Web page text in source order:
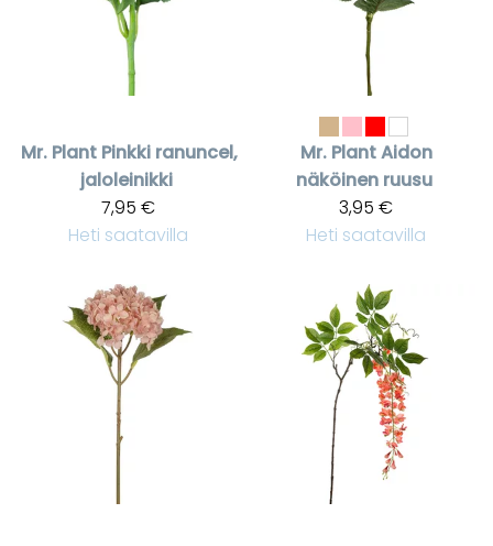
Mr. Plant Pinkki ranuncel,
jaloleinikki
7,95 €
Heti saatavilla
Mr. PlantAidon
näköinen ruusu
3,95 €
Heti saatavilla